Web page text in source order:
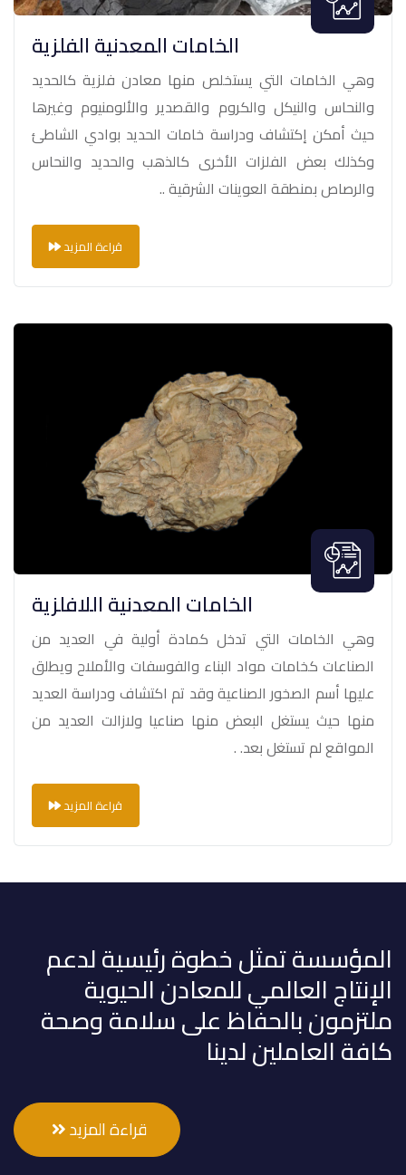
الخامات المعدنية الفلزية
وهي الخامات التي يستخلص منها معادن فلزية كالحديد
والنحاس والنيكل والكروم والقصدير والألومنيوم وغيرها
حيث أمكن إكتشاف ودراسة خامات الحديد بوادي الشاطئ
وكذلك بعض الفلزات الأخرى كالذهب والحديد والنحاس
والرصاص بمنطقة العوينات الشرقية ..
قراءة المزيد
الخامات المعدنية اللافلزية
وهي الخامات التي تدخل كمادة أولية في العديد من
الصناعات كخامات مواد البناء والفوسفات والأملاح ويطلق
عليها أسم الصخور الصناعية وقد تم اكتشاف ودراسة العديد
منها حيث يستغل البعض منها صناعيا ولازالت العديد من
المواقع لم تستغل بعد. .
قراءة المزيد
المؤسسة تمثل خطوة رئيسية لدعم
الإنتاج العالمي للمعادن الحيوية
ملتزمون بالحفاظ على سلامة وصحة
كافة العاملين لدينا
قراءة المزيد